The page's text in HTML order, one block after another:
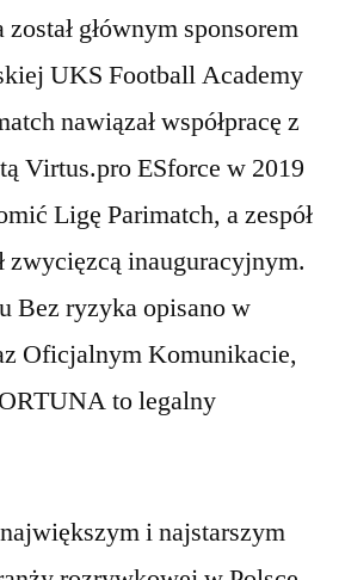
głównym sponsorem
UKS Football Academy
nawiązał współpracę z
Virtus.pro ESforce w 2019
Ligę Parimatch, a zespół
zwycięzcą inauguracyjnym.
Bez ryzyka opisano w
Oficjalnym Komunikacie,
to legalny
i najstarszym